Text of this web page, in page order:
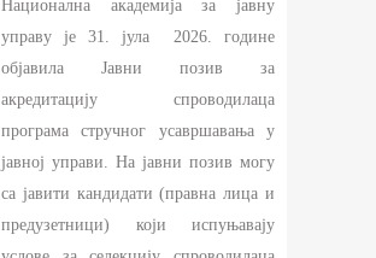
Национална академија за јавну
управу је 31. jула 2026. године
објавила Јавни позив за
акредитацију спроводилаца
програма стручног усавршавања у
јавној управи. На јавни позив могу
са јавити кандидати (правна лица и
предузетници) који испуњавају